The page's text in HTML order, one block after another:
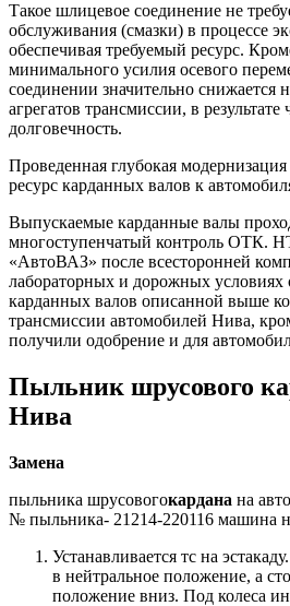
Такое шлицевое соединение не
обслуживания (смазки) в процессе
обеспечивая требуемый ресурс.
минимального усилия осевого
соединении значительно снижается
агрегатов трансмиссии, в
долговечность.
Проведенная глубокая
ресурс карданных валов к
Выпускаемые карданные валы
многоступенчатый контроль
«АвтоВАЗ» после всесторонней
лабораторных и дорожных
карданных валов описанной выше
трансмиссии автомобилей Нива,
получили одобрение и для
Пыльник шрусового
Нива
Замена
пыльника шрусовогокардана на
№ пыльника- 21214-220116 машина
Устанавливается тс на
в нейтральное положение, а
положение вниз. Под колеса